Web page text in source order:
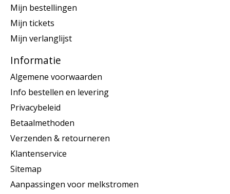
Mijn bestellingen
Mijn tickets
Mijn verlanglijst
Informatie
Algemene voorwaarden
Info bestellen en levering
Privacybeleid
Betaalmethoden
Verzenden & retourneren
Klantenservice
Sitemap
Aanpassingen voor melkstromen